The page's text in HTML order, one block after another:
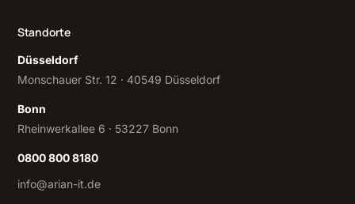
Standorte
Düsseldorf
Monschauer Str. 12 · 40549 Düsseldorf
Bonn
Rheinwerkallee 6 · 53227 Bonn
0800 800 8180
info@arian-it.de